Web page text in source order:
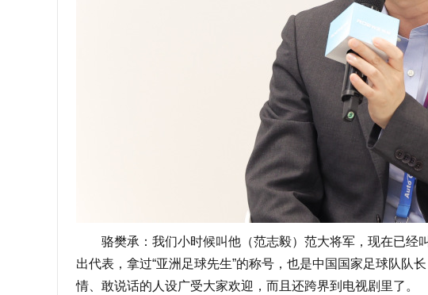
骆樊承：我们小时候叫他（范志毅）范大将军，现在已经
出代表，拿过“亚洲足球先生”的称号，也是中国国家足球队队
情、敢说话的人设广受大家欢迎，而且还跨界到电视剧里了。